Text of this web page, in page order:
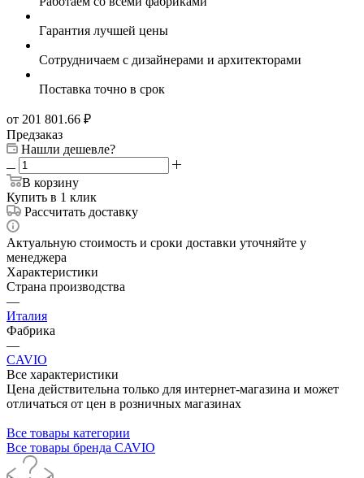
Гарантия лучшей цены
Сотрудничаем с дизайнерами и архитекторами
Поставка точно в срок
от 201 801.66 ₽
Предзаказ
Нашли дешевле?
В корзину
Купить в 1 клик
Рассчитать доставку
Актуальную стоимость и сроки доставки уточняйте у
менеджера
Характеристики
Страна производства
—
Италия
Фабрика
—
CAVIO
Все характеристики
Цена действительна только для интернет-магазина и может
отличаться от цен в розничных магазинах
Все товары категории
Все товары бренда CAVIO